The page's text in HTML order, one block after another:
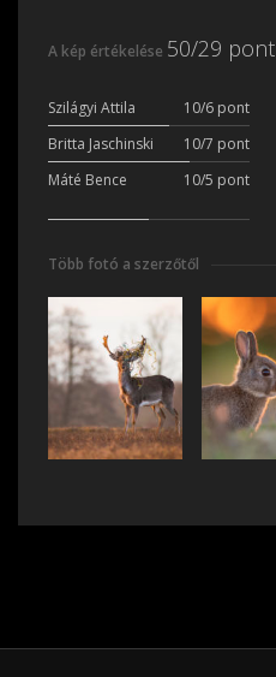
A kép értékelése 50/29 pont
Szilágyi Attila 10/6 pont
Britta Jaschinski
10/7 pont
Máté Bence
10/5 pont
Több fotó a szerzőtől